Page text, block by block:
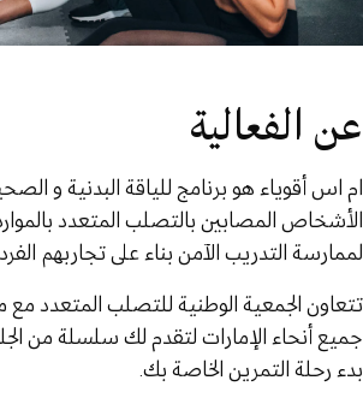
عن الفعالية
ام اس أقوياء هو برنامج للياقة البدنية و
الأشخاص المصابين بالتصلب المتعدد
لممارسة التدريب الآمن بناء على تجاربهم
تتعاون الجمعية الوطنية للتصلب المتعدد مع
جميع أنحاء الإمارات لتقدم لك سلسلة من
بدء رحلة التمرين الخاصة بك.